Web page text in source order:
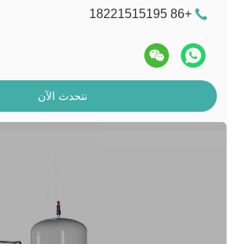
+86 18221515195
نتحدث الآن